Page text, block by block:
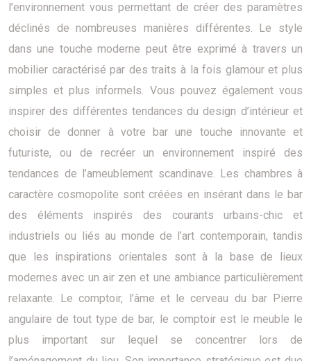
l’environnement vous permettant de créer des paramètres
déclinés de nombreuses manières différentes. Le style
dans une touche moderne peut être exprimé à travers un
mobilier caractérisé par des traits à la fois glamour et plus
simples et plus informels. Vous pouvez également vous
inspirer des différentes tendances du design d’intérieur et
choisir de donner à votre bar une touche innovante et
futuriste, ou de recréer un environnement inspiré des
tendances de l’ameublement scandinave. Les chambres à
caractère cosmopolite sont créées en insérant dans le bar
des éléments inspirés des courants urbains-chic et
industriels ou liés au monde de l’art contemporain, tandis
que les inspirations orientales sont à la base de lieux
modernes avec un air zen et une ambiance particulièrement
relaxante. Le comptoir, l’âme et le cerveau du bar Pierre
angulaire de tout type de bar, le comptoir est le meuble le
plus important sur lequel se concentrer lors de